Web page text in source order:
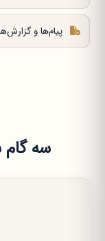
پیام‌ها و
سه گام